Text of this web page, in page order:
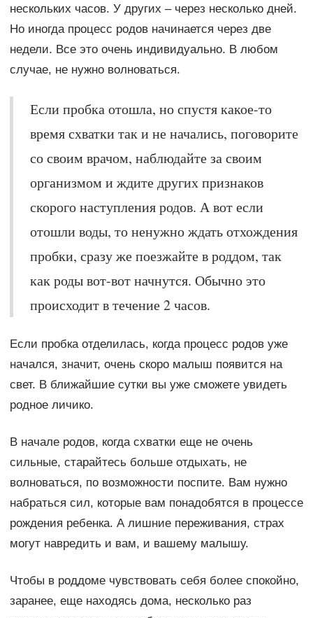
нескольких часов. У других – через несколько дней.
Но иногда процесс родов начинается через две
недели. Все это очень индивидуально. В любом
случае, не нужно волноваться.
Если пробка отошла, но спустя какое-то
время схватки так и не начались, поговорите
со своим врачом, наблюдайте за своим
организмом и ждите других признаков
скорого наступления родов. А вот если
отошли воды, то ненужно ждать отхождения
пробки, сразу же поезжайте в роддом, так
как роды вот-вот начнутся. Обычно это
происходит в течение 2 часов.
Если пробка отделилась, когда процесс родов уже
начался, значит, очень скоро малыш появится на
свет. В ближайшие сутки вы уже сможете увидеть
родное личико.
В начале родов, когда схватки еще не очень
сильные, старайтесь больше отдыхать, не
волноваться, по возможности поспите. Вам нужно
набраться сил, которые вам понадобятся в процессе
рождения ребенка. А лишние переживания, страх
могут навредить и вам, и вашему малышу.
Чтобы в роддоме чувствовать себя более спокойно,
заранее, еще находясь дома, несколько раз